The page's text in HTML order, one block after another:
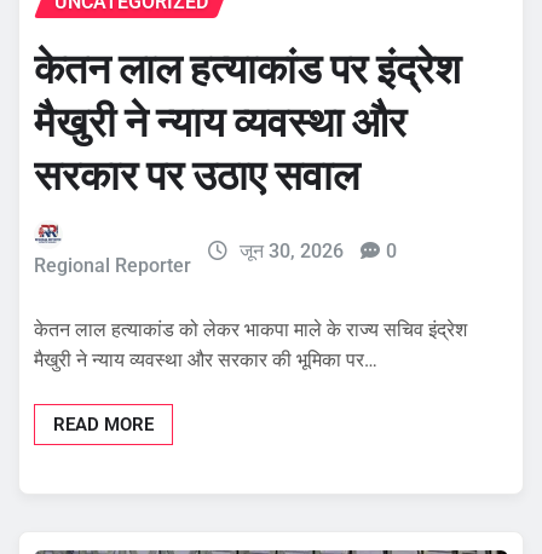
केतन लाल हत्याकांड पर इंद्रेश
मैखुरी ने न्याय व्यवस्था और
सरकार पर उठाए सवाल
Regional Reporter
जून 30, 2026 0
केतन लाल हत्याकांड को लेकर भाकपा माले के राज्य सचिव इंद्रेश
मैखुरी ने न्याय व्यवस्था और सरकार की भूमिका पर…
READ MORE